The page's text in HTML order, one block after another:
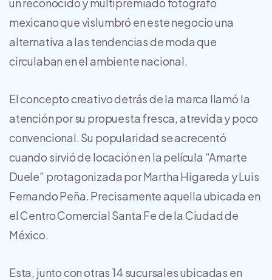
mexicano que vislumbró en este negocio una
alternativa a las tendencias de moda que
circulaban en el ambiente nacional.
El concepto creativo detrás de la marca llamó la
atención por su propuesta fresca, atrevida y poco
convencional. Su popularidad se acrecentó
cuando sirvió de locación en la película “Amarte
Duele” protagonizada por Martha Higareda y Luis
Fernando Peña. Precisamente aquella ubicada en
el Centro Comercial Santa Fe de la Ciudad de
México.
Esta, junto con otras 14 sucursales ubicadas en